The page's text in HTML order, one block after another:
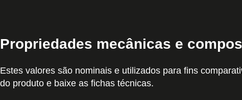
Propriedades mecânicas e
Estes valores são nominais e utilizados para fins
do produto e baixe as fichas técnicas.